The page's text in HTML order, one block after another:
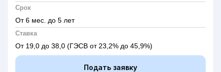
Срок
От 6 мес. до 5 лет
Ставка
От 19,0 до 38,0 (ГЭСВ от 23,2% до 45,9%)
Подать заявку